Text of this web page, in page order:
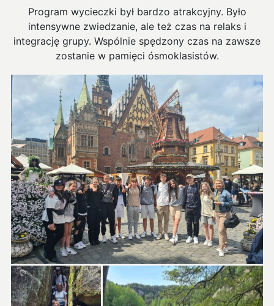
Program wycieczki był bardzo atrakcyjny. Było
intensywne zwiedzanie, ale też czas na relaks i
integrację grupy. Wspólnie spędzony czas na zawsze
zostanie w pamięci ósmoklasistów.